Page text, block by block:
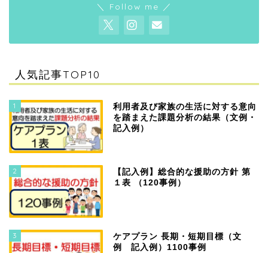
＼ Follow me ／
人気記事TOP10
1
利用者及び家族の生活に対する意向
を踏まえた課題分析の結果（文例・
記入例）
2
【記入例】総合的な援助の方針 第
１表 （120事例）
3
ケアプラン 長期・短期目標（文
例 記入例）1100事例